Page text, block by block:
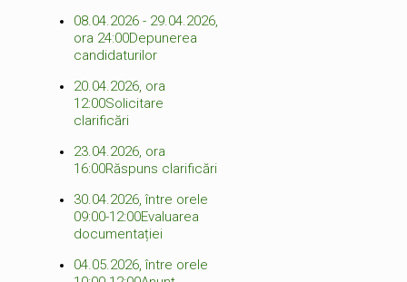
08.04.2026 - 29.04.2026,
ora 24:00Depunerea
candidaturilor
20.04.2026, ora
12:00Solicitare
clarificări
23.04.2026, ora
16:00Răspuns clarificări
30.04.2026, între orele
09:00-12:00Evaluarea
documentației
04.05.2026, între orele